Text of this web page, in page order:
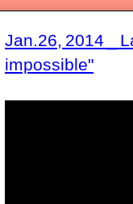
Jan.26, 2014 _
impossible"